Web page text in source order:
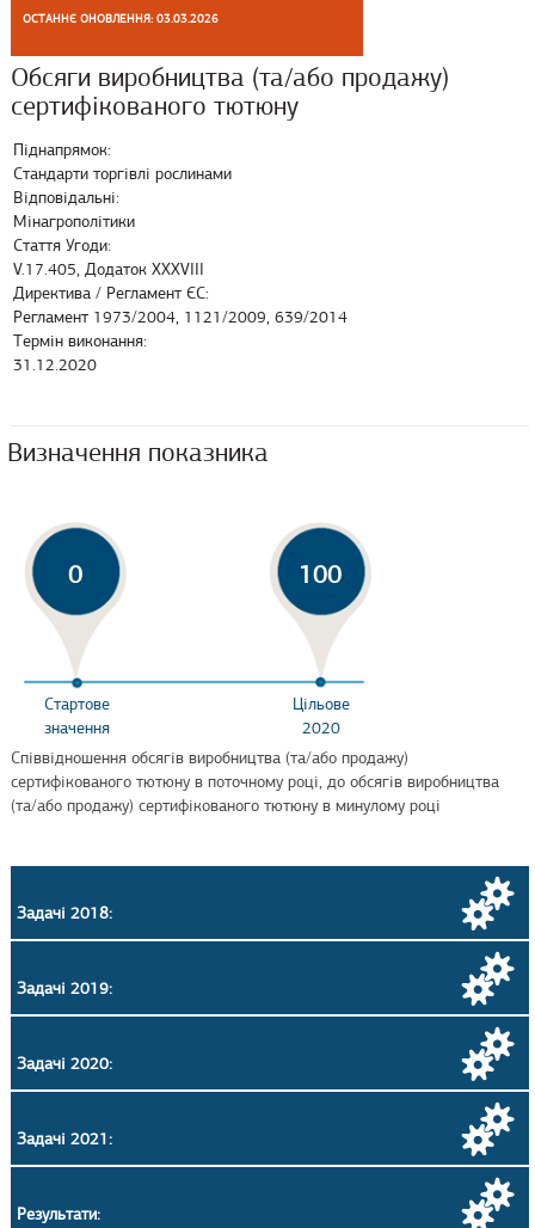
ОСТАННЄ ОНОВЛЕННЯ: 03.03.2026
Обсяги виробництва (та/або продажу)
сертифікованого тютюну
Піднапрямок:
Стандарти торгівлі рослинами
Відповідальні:
Мінагрополітики
Стаття Угоди:
V.17.405, Додаток XXXVIII
Директива / Регламент ЄС:
Регламент 1973/2004, 1121/2009, 639/2014
Термін виконання:
31.12.2020
Визначення показника
0 100
Стартове
значення
Цільове
2020
Співвідношення обсягів виробництва (та/або продажу)
сертифікованого тютюну в поточному році, до обсягів виробництва
(та/або продажу) сертифікованого тютюну в минулому році
Задачі 2018:
Задачі 2019:
Задачі 2020:
Задачі 2021:
Результати: